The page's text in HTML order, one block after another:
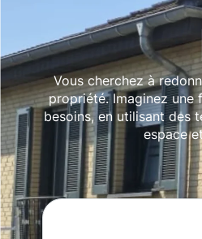
Vous cherchez à
propriété. Imaginez une
besoins, en utilisant des
espace